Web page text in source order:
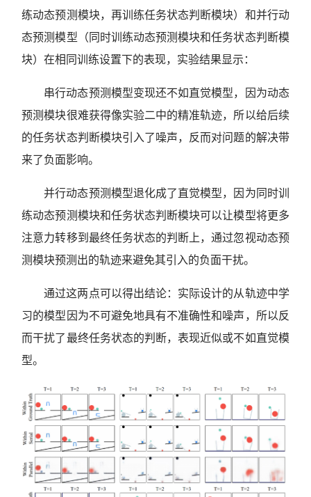
练动态预测模块，再训练任务状态判断模块）和并行动
态预测模型（同时训练动态预测模块和任务状态判断模
块）在相同训练设置下的表现，实验结果显示：
串行动态预测模型变现还不如直觉模型，因为动态
预测模块很难获得像实验二中的精准轨迹，所以给后续
的任务状态判断模块引入了噪声，反而对问题的解决带
来了负面影响。
并行动态预测模型退化成了直觉模型，因为同时训
练动态预测模块和任务状态判断模块可以让模型将更多
注意力转移到最终任务状态的判断上，通过忽视动态预
测模块预测出的轨迹来避免其引入的负面干扰。
通过这两点可以得出结论：实际设计的从轨迹中学
习的模型因为不可避免地具有不准确性和噪声，所以反
而干扰了最终任务状态的判断，表现近似或不如直觉模
型。